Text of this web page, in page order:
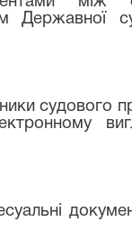
Державної
судового